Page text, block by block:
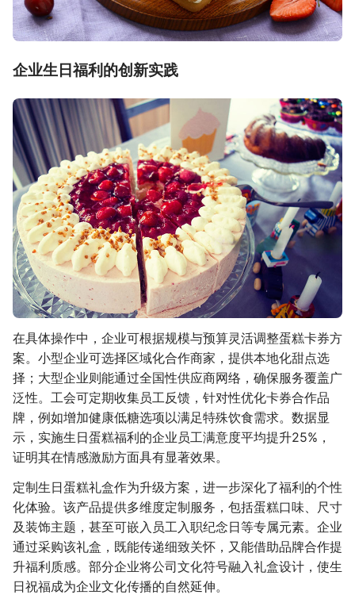
企业生日福利的创新实践
在具体操作中，企业可根据规模与预算灵活调整蛋糕卡券方
案。小型企业可选择区域化合作商家，提供本地化甜点选
择；大型企业则能通过全国性供应商网络，确保服务覆盖广
泛性。工会可定期收集员工反馈，针对性优化卡券合作品
牌，例如增加健康低糖选项以满足特殊饮食需求。数据显
示，实施生日蛋糕福利的企业员工满意度平均提升25%，
证明其在情感激励方面具有显著效果。
定制生日蛋糕礼盒作为升级方案，进一步深化了福利的个性
化体验。该产品提供多维度定制服务，包括蛋糕口味、尺寸
及装饰主题，甚至可嵌入员工入职纪念日等专属元素。企业
通过采购该礼盒，既能传递细致关怀，又能借助品牌合作提
升福利质感。部分企业将公司文化符号融入礼盒设计，使生
日祝福成为企业文化传播的自然延伸。